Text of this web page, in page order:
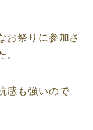
お祭りに参加さ
。
感も強いので